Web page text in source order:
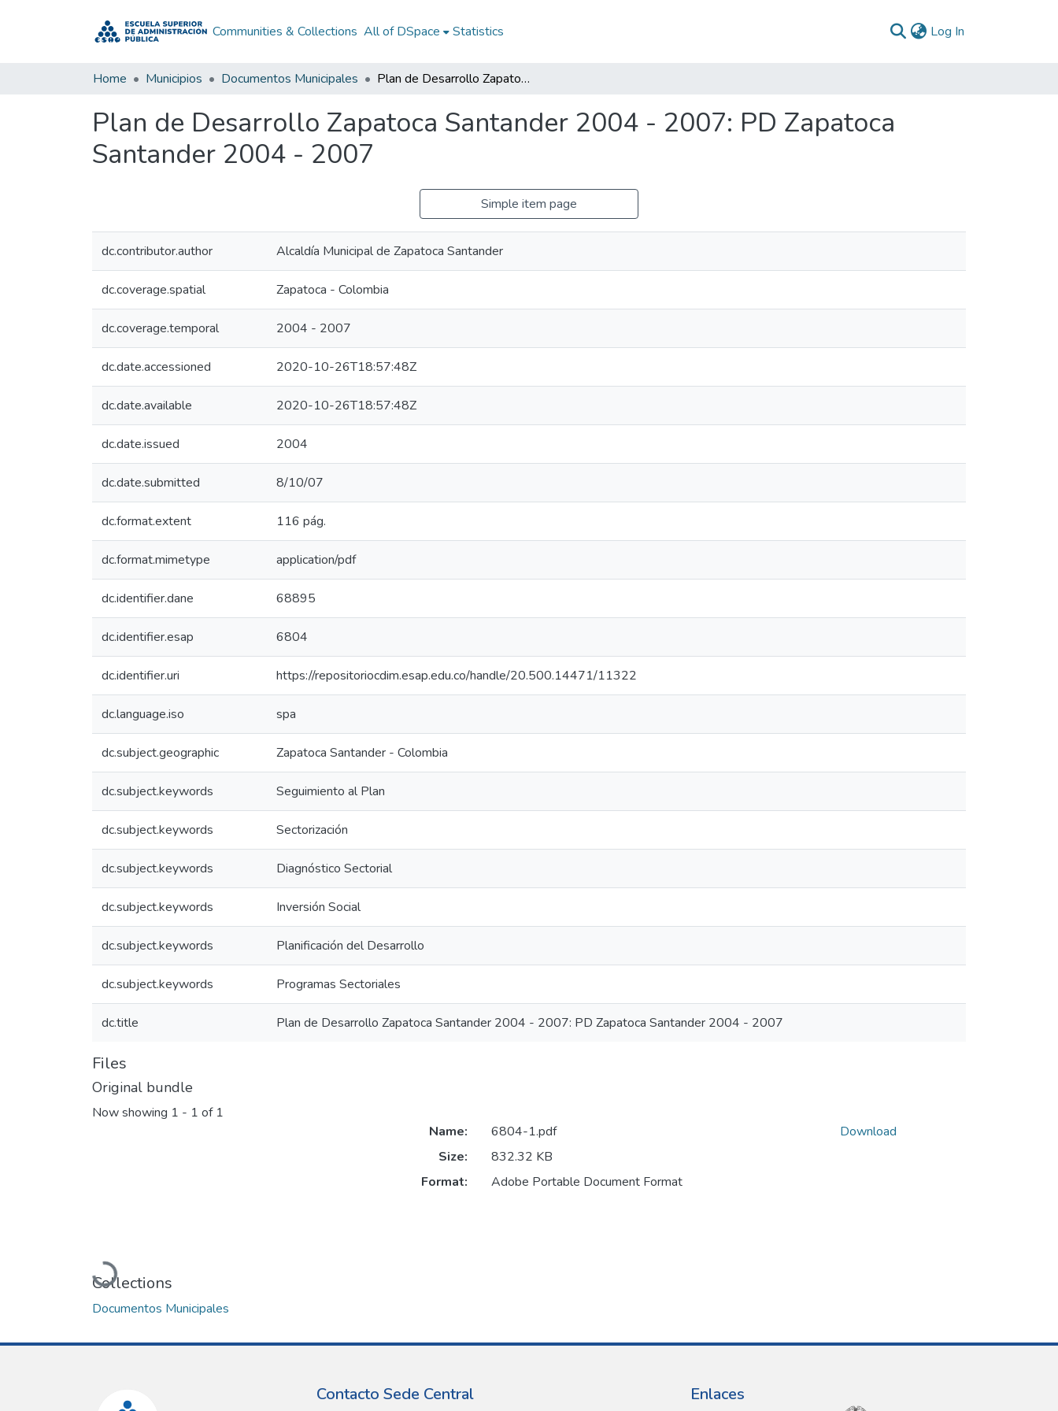
Communities & Collections All of DSpace Statistics Log In
Home Municipios Documentos Municipales Plan de Desarrollo Zapatoca Santander 2004 - 2007: PD Zapatoca Santander 2004 - 2007
Plan de Desarrollo Zapatoca Santander 2004 - 2007: PD Zapatoca
Santander 2004 - 2007
Simple item page
dc.contributor.author Alcaldía Municipal de Zapatoca Santander
dc.coverage.spatial Zapatoca - Colombia
dc.coverage.temporal 2004 - 2007
dc.date.accessioned 2020-10-26T18:57:48Z
dc.date.available 2020-10-26T18:57:48Z
dc.date.issued 2004
dc.date.submitted 8/10/07
dc.format.extent 116 pág.
dc.format.mimetype application/pdf
dc.identifier.dane 68895
dc.identifier.esap 6804
dc.identifier.uri https://repositoriocdim.esap.edu.co/handle/20.500.14471/11322
dc.language.iso spa
dc.subject.geographic Zapatoca Santander - Colombia
dc.subject.keywords Seguimiento al Plan
dc.subject.keywords Sectorización
dc.subject.keywords Diagnóstico Sectorial
dc.subject.keywords Inversión Social
dc.subject.keywords Planificación del Desarrollo
dc.subject.keywords Programas Sectoriales
dc.title Plan de Desarrollo Zapatoca Santander 2004 - 2007: PD Zapatoca Santander 2004 - 2007
Files
Original bundle
Now showing 1 - 1 of 1
Loading...
Name:
6804-1.pdf
Size:
832.32 KB
Format:
Adobe Portable Document Format
Download
Collections
Documentos Municipales
Contacto Sede Central Enlaces